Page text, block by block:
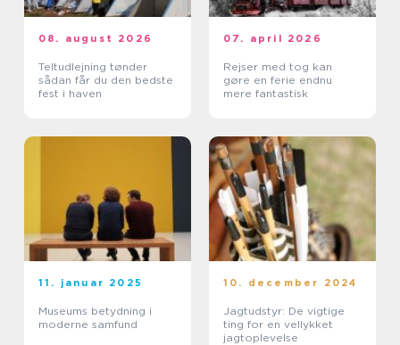
08. august 2026
Teltudlejning tønder
sådan får du den bedste
fest i haven
07. april 2026
Rejser med tog kan
gøre en ferie endnu
mere fantastisk
11. januar 2025
Museums betydning i
moderne samfund
10. december 2024
Jagtudstyr: De vigtige
ting for en vellykket
jagtoplevelse